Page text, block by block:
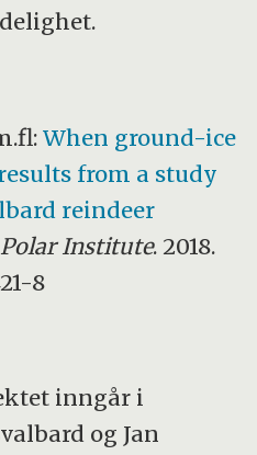
When ground-ice
from a study
reindeer
Institute. 2018.
8
inngår i
og Jan